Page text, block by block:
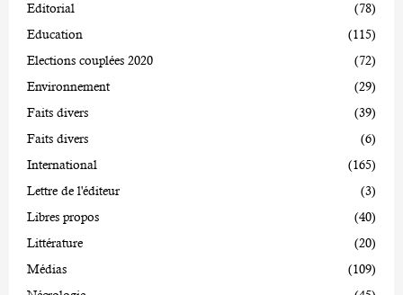
Editorial
(78)
Education
(115)
Elections couplées 2020
(72)
Environnement
(29)
Faits divers
(39)
Faits divers
(6)
International
(165)
Lettre de l'éditeur
(3)
Libres propos
(40)
Littérature
(20)
Médias
(109)